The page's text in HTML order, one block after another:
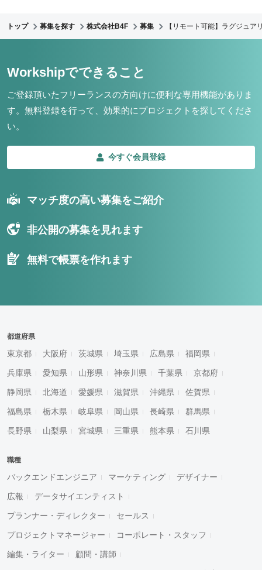
トップ 募集を探す 株式会社B4F 募集 【リモート可能】ラグジュ
Workshipでできること
ご登録頂いたフリーランスの方向けに便利な専用機能がありま
す。 無料登録を行って、効果的にプロジェクトを探してくださ
い。
今すぐ会員登録
マッチ度の高い募集をご紹介
非公開の募集を見れます
無料で帳票を作れます
都道府県
東京都 大阪府 茨城県 埼玉県 広島県 福岡県
兵庫県 愛知県 山形県 神奈川県 千葉県 京都府
静岡県 北海道 愛媛県 滋賀県 沖縄県 佐賀県
福島県 栃木県 岐阜県 岡山県 長崎県 群馬県
長野県 山梨県 宮城県 三重県 熊本県 石川県
職種
バックエンドエンジニア マーケティング デザイナー
広報 データサイエンティスト
プランナー・ディレクター セールス
プロジェクトマネージャー コーポレート・スタッフ
編集・ライター 顧問・講師